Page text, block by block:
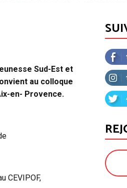
Sud-Est et
au colloque
en- Provence.
CEVIPOF,